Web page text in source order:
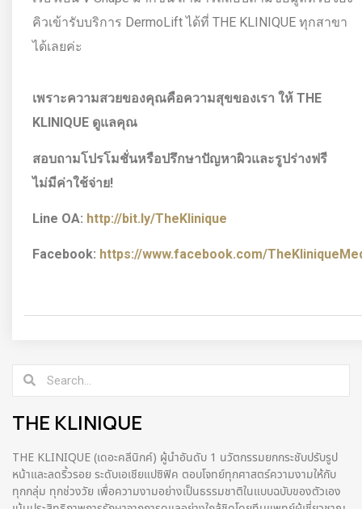
คิวเข้ารับบริการ DermoLift ได้ที่ THE KLINIQUE ทุกสาขา
ได้เลยค่ะ
เพราะความสวยของคุณคือความสุขของเรา ให้ THE
KLINIQUE ดูแลคุณ
สอบถามโปรโมชั่นหรือปรึกษาปัญหาผิวและรูปร่างฟรี
ไม่มีค่าใช้จ่าย!
Line OA: http://bit.ly/TheKlinique
Facebook: https://www.facebook.com/
THE KLINIQUE
THE KLINIQUE (เดอะคลีนิกค์) ผู้นำอันดับ 1 นวัตกรรมยกกระชับปรับรูป
หน้าและลดริ้วรอย ระดับเอเชียแปซิฟิค ตอบโจทย์ทุกศาสตร์ความงามให้กับ
ทุกกลุ่ม ทุกช่วงวัย เพื่อความงามอย่างเป็นธรรมชาติในแบบฉบับของตัวเอง